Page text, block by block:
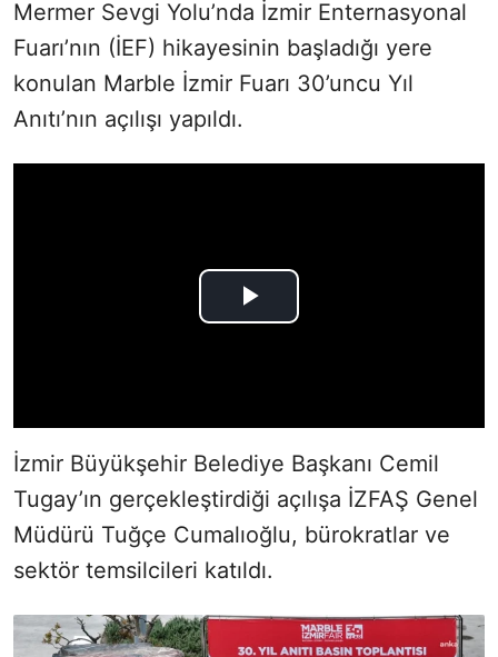
Mermer Sevgi Yolu’nda İzmir Enternasyonal
Fuarı’nın (İEF) hikayesinin başladığı yere
konulan Marble İzmir Fuarı 30’uncu Yıl
Anıtı’nın açılışı yapıldı.
İzmir Büyükşehir Belediye Başkanı Cemil
Tugay’ın gerçekleştirdiği açılışa İZFAŞ Genel
Müdürü Tuğçe Cumalıoğlu, bürokratlar ve
sektör temsilcileri katıldı.